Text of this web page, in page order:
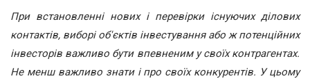
При встановленні нових і перевірки існуючих ділових
контактів, виборі об'єктів інвестування або ж потенційних
інвесторів важливо бути впевненим у своїх контрагентах.
Не менш важливо знати і про своїх конкурентів. У цьому